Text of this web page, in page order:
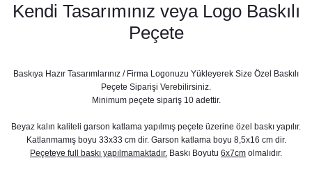
Kendi Tasarımınız veya Logo Baskılı
Peçete
Baskıya Hazır Tasarımlarınız / Firma Logonuzu Yükleyerek Size Özel Baskılı
Peçete Siparişi Verebilirsiniz.
Minimum peçete sipariş 10 adettir.
Beyaz kalın kaliteli garson katlama yapılmış peçete üzerine özel baskı yapılır.
Katlanmamış boyu 33x33 cm dir. Garson katlama boyu 8,5x16 cm dir.
Peçeteye full baskı yapılmamaktadır. Baskı Boyutu 6x7cm olmalıdır.